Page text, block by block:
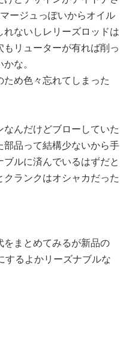
ージュっぽいからオイル
ないしレリーズロッドは
リューターが有れば削っ
な。
ため色々忘れてしまった
んだけどブローしていた
品って結構少ないから手
ルに済んでいるはずだと
ランクはオシャカだった
をまとめてみるが新品の
するよかリーズナブルな